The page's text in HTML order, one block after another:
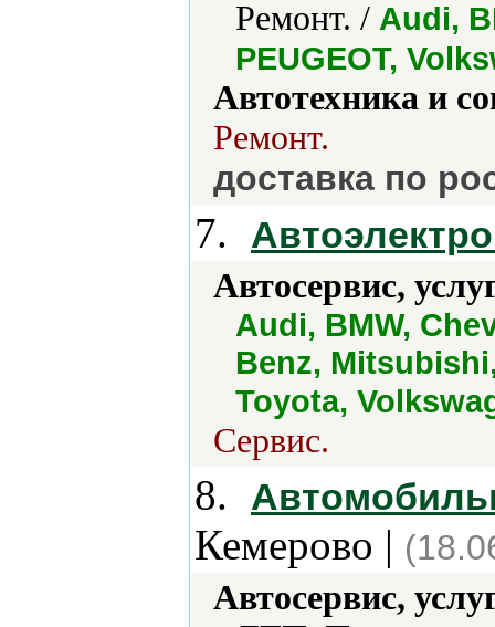
Ремонт. / Audi,
PEUGEOT,
Автотехника и
Ремонт.
доставка по
7.
Автосервис,
Audi, BMW,
Benz,
Toyota,
Сервис.
8.
Кемерово |
Автосервис,